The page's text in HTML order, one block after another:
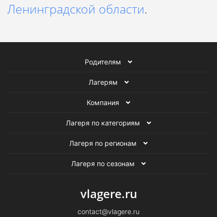
Ленинградской области.
Родителям
Лагерям
Компания
Лагеря по категориям
Лагеря по регионам
Лагеря по сезонам
vlagere.ru
contact@vlagere.ru